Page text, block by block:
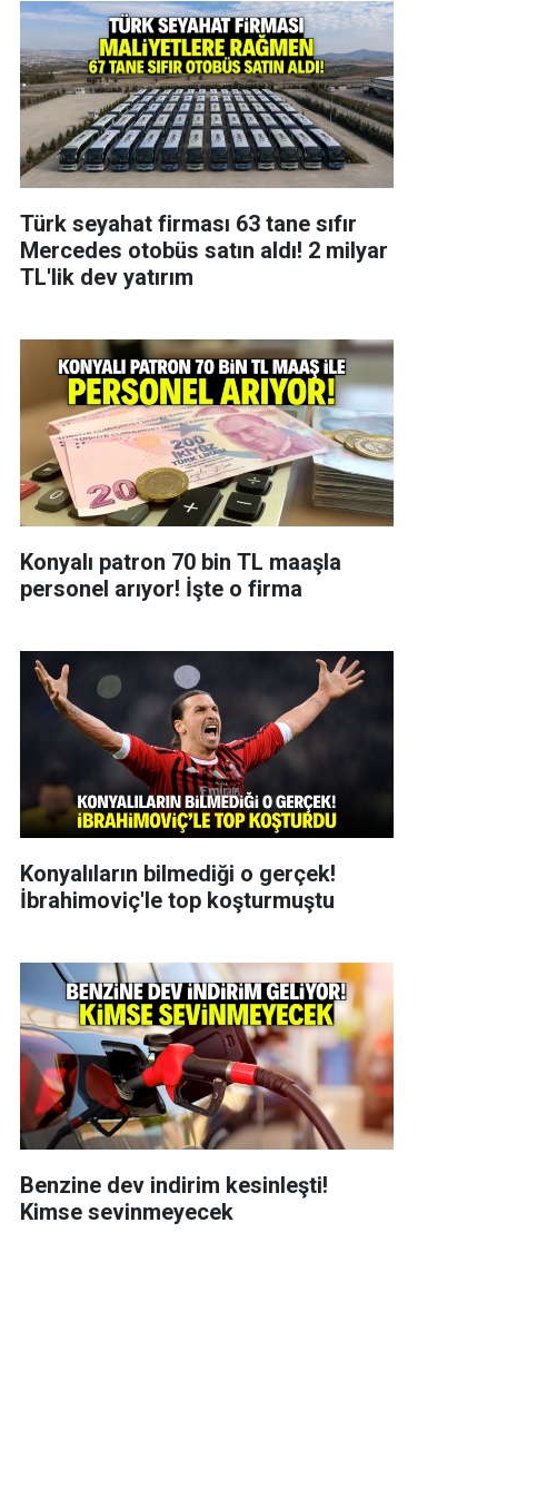
Türk seyahat firması 63 tane sıfır
Mercedes otobüs satın aldı! 2 milyar
TL'lik dev yatırım
Konyalı patron 70 bin TL maaşla
personel arıyor! İşte o firma
Konyalıların bilmediği o gerçek!
İbrahimoviç'le top koşturmuştu
Benzine dev indirim kesinleşti!
Kimse sevinmeyecek